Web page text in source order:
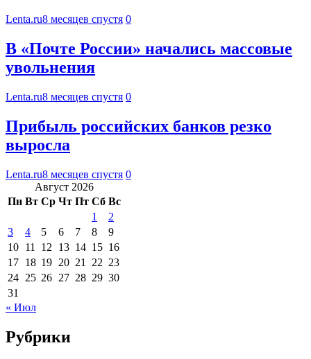
Lenta.ru8 месяцев спустя 0
В «Почте России» начались массовые
увольнения
Lenta.ru8 месяцев спустя 0
Прибыль российских банков резко
выросла
Lenta.ru8 месяцев спустя 0
Август 2026
Пн Вт Ср Чт Пт Сб Вс
1
2
3
4 5 6 7 8
9
10 11 12 13 14 15 16
17 18 19 20 21 22 23
24 25 26 27 28 29 30
31
« Июл
Рубрики